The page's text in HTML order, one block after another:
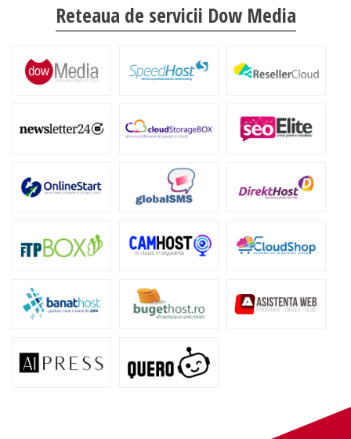
Reteaua de servicii Dow Media